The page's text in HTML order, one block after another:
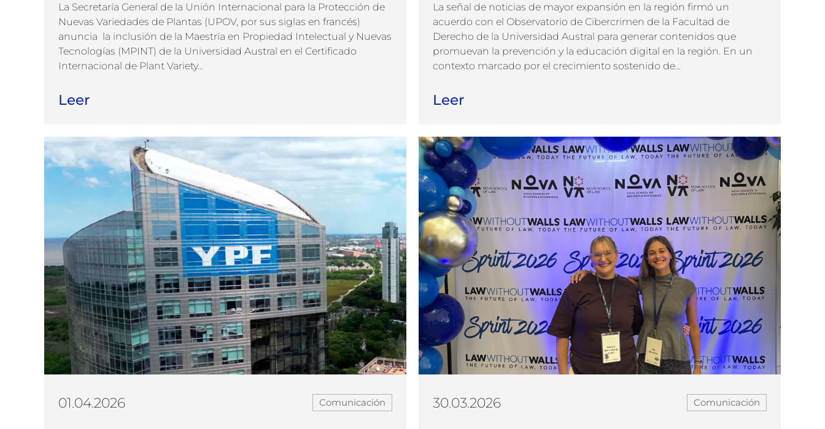
La Secretaría General de la Unión Internacional para la Protección de
Nuevas Variedades de Plantas (UPOV, por sus siglas en francés)
anuncia la inclusión de la Maestría en Propiedad Intelectual y Nuevas
Tecnologías (MPINT) de la Universidad Austral en el Certificado
Internacional de Plant Variety...
Leer
La señal de noticias de mayor expansión en la región firmó un
acuerdo con el Observatorio de Cibercrimen de la Facultad de
Derecho de la Universidad Austral para generar contenidos que
promuevan la prevención y la educación digital en la región. En un
contexto marcado por el crecimiento sostenido de...
Leer
01.04.2026 Comunicación 30.03.2026 Comunicación